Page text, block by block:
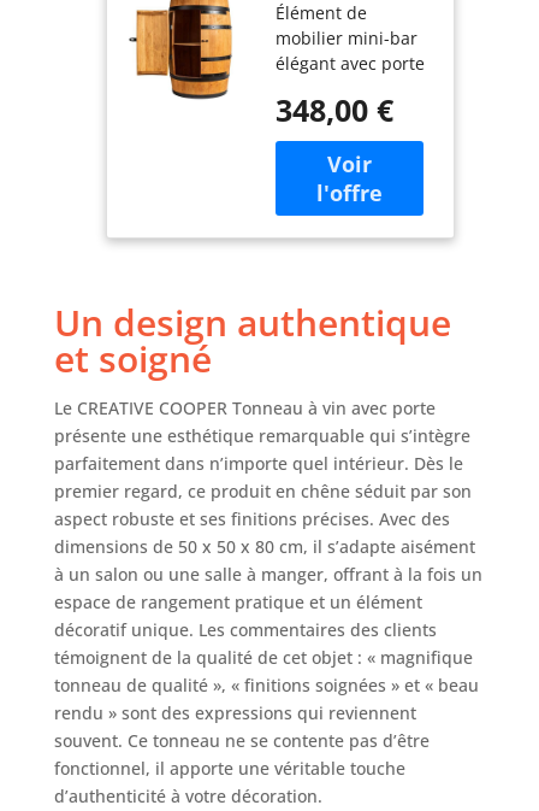
avec Porte -
Armoire à
Alcool -
Bouteilles en
Bois - Baril en
Bois - Vin Rack
- Wineregal -
Bar à vin - Baril
avec Porte -
Élément de
mobilier mini-bar
élégant avec porte
bois vintage
fabriquée à partir
d'un tonneau en
bois, un meuble
exclusif et pratique
pour les clients
Une bibliothèque
en pin massif,
apporte une
décoration unique
aux pièces Meuble
exclusif et unique
de style ancien,
qui fait également
un excellent
cadeau artisanal
pour une nouvelle
maison ou une
nouvelle propriété
dans le pays, un
meuble de bar
pratique et
moderne pour vos
vins et autres
348,00 €
Un design authentique
et soigné
Le CREATIVE COOPER Tonneau à vin avec porte
présente une esthétique remarquable qui s’intègre
parfaitement dans n’importe quel intérieur. Dès le
premier regard, ce produit en chêne séduit par son
aspect robuste et ses finitions précises. Avec des
dimensions de 50 x 50 x 80 cm, il s’adapte aisément
à un salon ou une salle à manger, offrant à la fois un
espace de rangement pratique et un élément
décoratif unique. Les commentaires des clients
témoignent de la qualité de cet objet : « magnifique
tonneau de qualité », « finitions soignées » et « beau
rendu » sont des expressions qui reviennent
souvent. Ce tonneau ne se contente pas d’être
fonctionnel, il apporte une véritable touche
d’authenticité à votre décoration.